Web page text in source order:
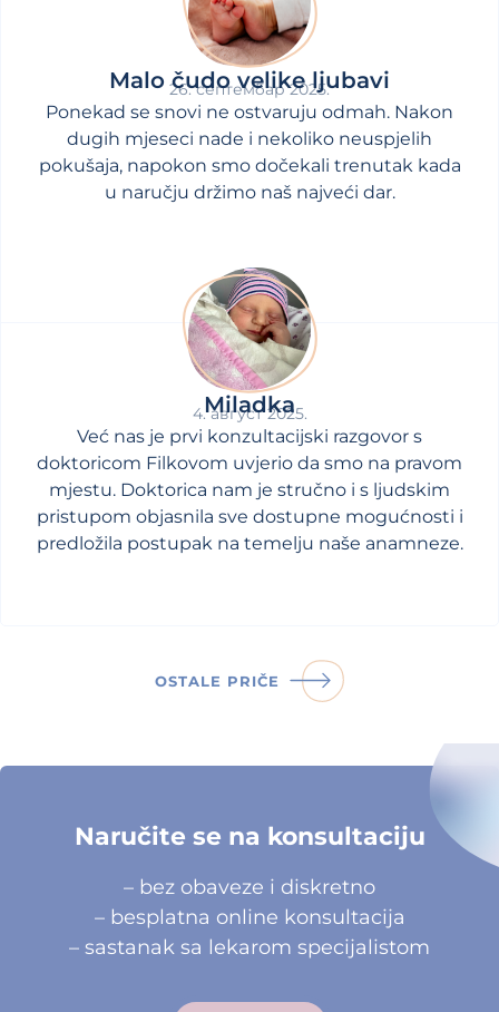
Malo čudo velike ljubavi
26. септембар 2025.
Ponekad se snovi ne ostvaruju odmah. Nakon
dugih mjeseci nade i nekoliko neuspjelih
pokušaja, napokon smo dočekali trenutak kada
u naručju držimo naš najveći dar.
Miladka
4. август 2025.
Već nas je prvi konzultacijski razgovor s
doktoricom Filkovom uvjerio da smo na pravom
mjestu. Doktorica nam je stručno i s ljudskim
pristupom objasnila sve dostupne mogućnosti i
predložila postupak na temelju naše anamneze.
OSTALE PRIČE
Naručite se na konsultaciju
– bez obaveze i diskretno
– besplatna online konsultacija
– sastanak sa lekarom specijalistom